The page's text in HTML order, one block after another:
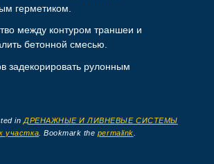
герметиком.
между контуром траншеи и
бетонной смесью.
задекорировать рулонным
inДРЕНАЖНЫЕ И ЛИВНЕВЫЕ СИСТЕМЫ
участка . Bookmark the permalink